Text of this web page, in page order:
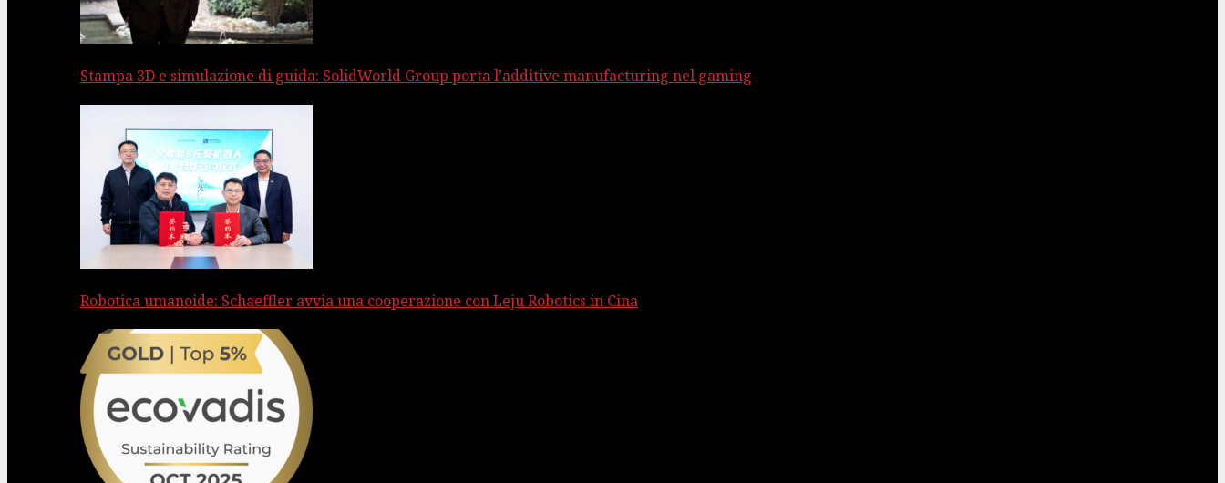
Stampa 3D e simulazione di guida: SolidWorld Group porta l’additive manufacturing nel gaming
Robotica umanoide: Schaeffler avvia una cooperazione con Leju Robotics in Cina